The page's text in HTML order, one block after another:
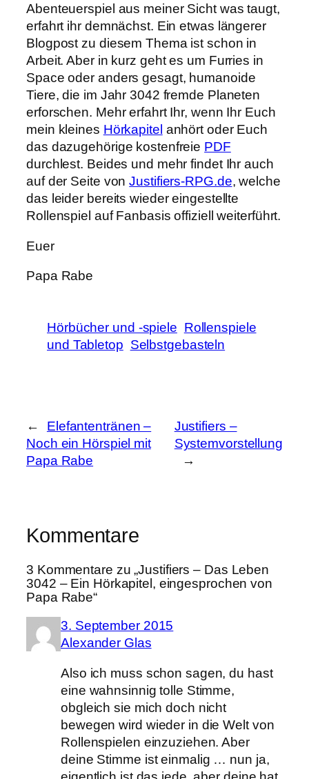
Abenteuerspiel aus meiner Sicht was taugt,
erfahrt ihr demnächst. Ein etwas längerer
Blogpost zu diesem Thema ist schon in
Arbeit. Aber in kurz geht es um Furries in
Space oder anders gesagt, humanoide
Tiere, die im Jahr 3042 fremde Planeten
erforschen. Mehr erfahrt Ihr, wenn Ihr Euch
mein kleines Hörkapitel anhört oder Euch
das dazugehörige kostenfreie PDF
durchlest. Beides und mehr findet Ihr auch
auf der Seite vonJustifiers-RPG.de, welche
das leider bereits wieder eingestellte
Rollenspiel auf Fanbasis offiziell weiterführt.
Euer
Papa Rabe
Hörbücher und -spiele Rollenspiele
und Tabletop Selbstgebasteln
←
Elefantentränen –
Noch ein Hörspiel mit
Papa Rabe
Justifiers –
Systemvorstellung
→
Kommentare
3 Kommentare zu „Justifiers – Das Leben
3042 – Ein Hörkapitel, eingesprochen von
Papa Rabe“
3. September 2015
Alexander Glas
Also ich muss schon sagen, du hast
eine wahnsinnig tolle Stimme,
obgleich sie mich doch nicht
bewegen wird wieder in die Welt von
Rollenspielen einzuziehen. Aber
deine Stimme ist einmalig … nun ja,